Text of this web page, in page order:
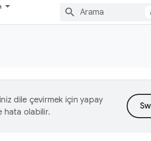
dile çevirmek için yapay
hata olabilir.